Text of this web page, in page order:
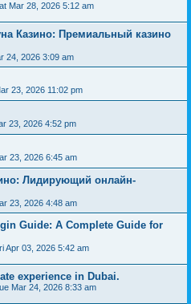
Mar 28, 2026 5:12 am
Казино: Премиальный казино
24, 2026 3:09 am
23, 2026 11:02 pm
23, 2026 4:52 pm
23, 2026 6:45 am
Лидирующий онлайн-
23, 2026 4:48 am
Guide: A Complete Guide for
Apr 03, 2026 5:42 am
experience in Dubai.
Mar 24, 2026 8:33 am